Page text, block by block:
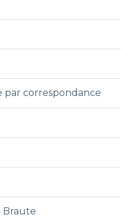
par correspondance
Braute